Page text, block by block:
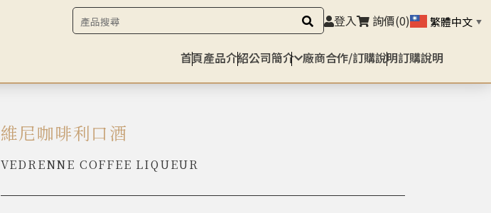
登入 詢價(0) 繁體中文 ▼
首頁產品介紹公司簡介 廠商合作/訂購說明訂購說明
維尼咖啡利口酒
VEDRENNE COFFEE LIQUEUR